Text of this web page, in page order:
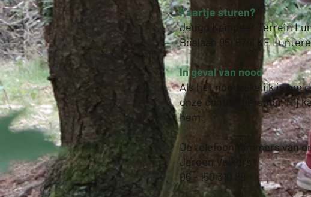
Kaartje sturen?
Jeugd Kampeer Terrein
Boslaan 95, 6741 KE
In geval van nood
Als het noodzakelijk is om
onze contactpersoon. Hij
hem.
De telefoonnummers
Jeroen Volkers
06 - 150 310 89